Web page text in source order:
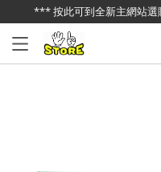
*** 按此可到全新主網站
已加入購物車